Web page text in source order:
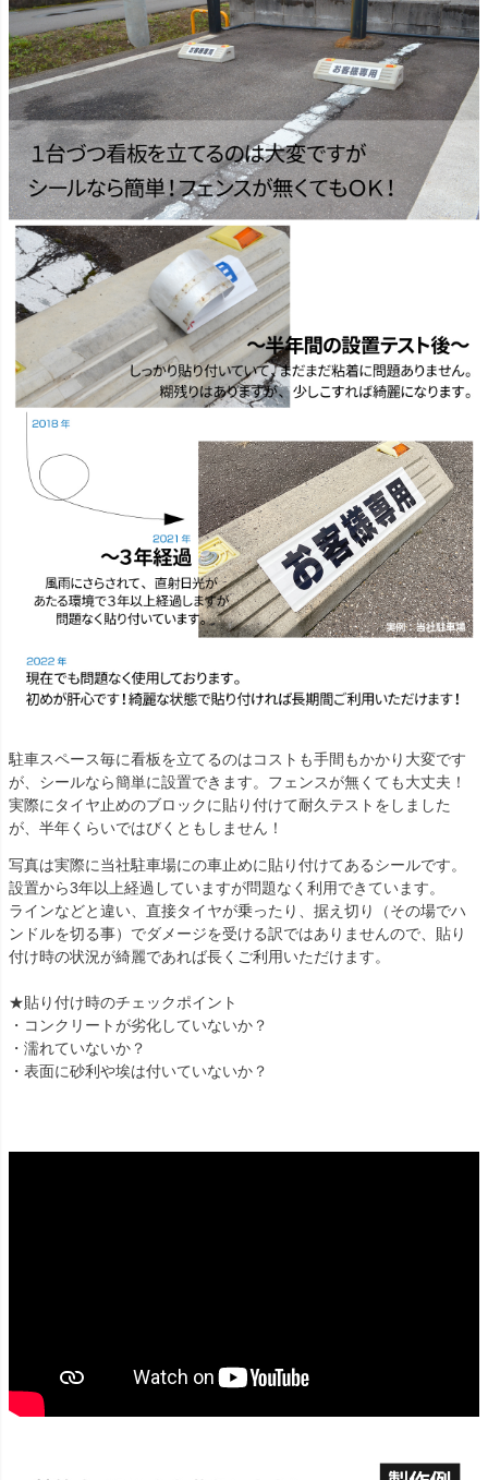
駐車スペース毎に看板を立てるのはコストも手間もかかり大変です
が、シールなら簡単に設置できます。フェンスが無くても大丈夫！
実際にタイヤ止めのブロックに貼り付けて耐久テストをしました
が、半年くらいではびくともしません！
写真は実際に当社駐車場にの車止めに貼り付けてあるシールです。
設置から3年以上経過していますが問題なく利用できています。
ラインなどと違い、直接タイヤが乗ったり、据え切り（その場でハ
ンドルを切る事）でダメージを受ける訳ではありませんので、貼り
付け時の状況が綺麗であれば長くご利用いただけます。
★貼り付け時のチェックポイント
・コンクリートが劣化していないか？
・濡れていないか？
・表面に砂利や埃は付いていないか？